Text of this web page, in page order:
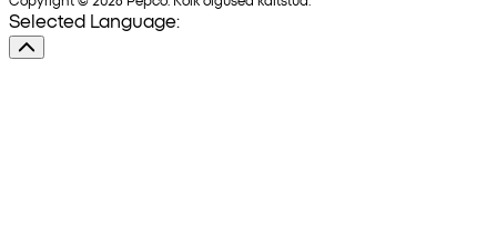
Selected Language: